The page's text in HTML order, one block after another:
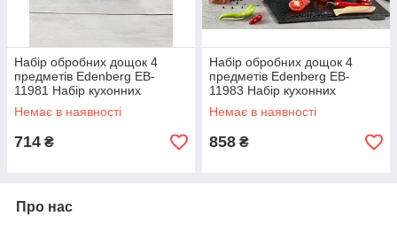
Набір обробних дощок 4
предметів Edenberg EB-
11981 Набір кухонних
дощечок прямокутні
Немає в наявності
714 ₴
Набір обробних дощок 4
предметів Edenberg EB-
11983 Набір кухонних
дощечок прямокутні
Немає в наявності
858 ₴
Про нас